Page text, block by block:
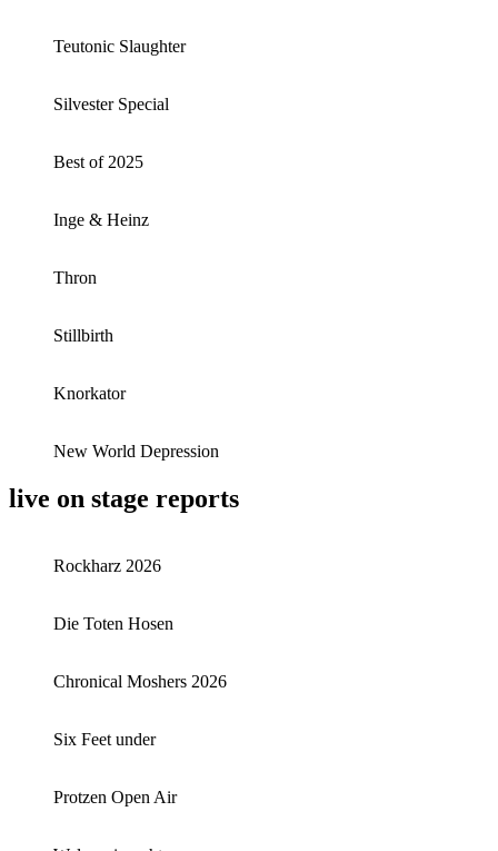
Teutonic Slaughter
Silvester Special
Best of 2025
Inge & Heinz
Thron
Stillbirth
Knorkator
New World Depression
live on stage reports
Rockharz 2026
Die Toten Hosen
Chronical Moshers 2026
Six Feet under
Protzen Open Air